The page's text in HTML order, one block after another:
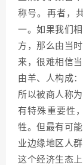
称号。再者，
一。如果我们
方，那么由当
来，很难相信
由羊、人构成
所以被商人称
有特殊重要性
牲。但最有可
业边缘地区人
这个经济生态